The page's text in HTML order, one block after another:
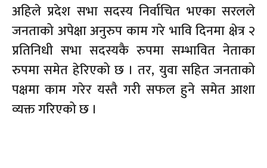
अहिले प्रदेश सभा सदस्य निर्वाचित भएका सरलले
जनताको अपेक्षा अनुरुप काम गरे भावि दिनमा क्षेत्र २
प्रतिनिधी सभा सदस्यकै रुपमा सम्भावित नेताका
रुपमा समेत हेरिएको छ । तर, युवा सहित जनताको
पक्षमा काम गरेर यस्तै गरी सफल हुने समेत आशा
व्यक्त गरिएको छ ।